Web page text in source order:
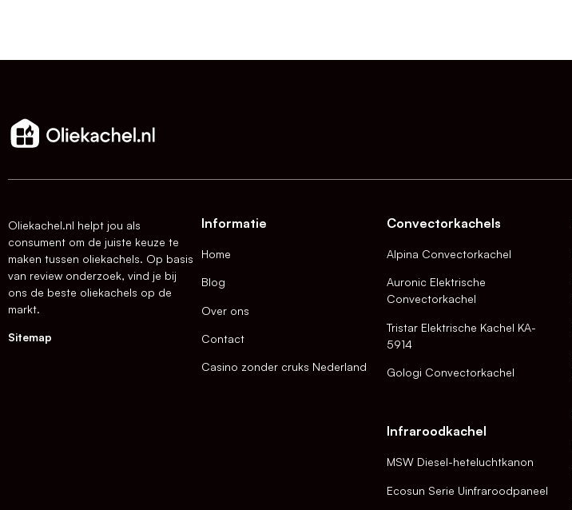
Oliekachel.nl helpt jou als
consument om de juiste keuze te
maken tussen oliekachels. Op basis
van review onderzoek, vind je bij
ons de beste oliekachels op de
markt.
Sitemap
Informatie
Home
Blog
Over ons
Contact
Casino zonder cruks Nederland
Convectorkachels
Alpina Convectorkachel
Auronic Elektrische
Convectorkachel
Tristar Elektrische Kachel KA-
5914
Gologi Convectorkachel
Infraroodkachel
MSW Diesel-heteluchtkanon
Ecosun Serie Uinfraroodpaneel